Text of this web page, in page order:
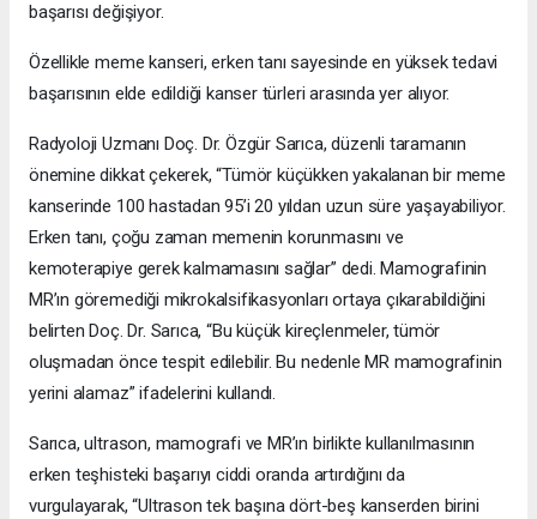
başarısı değişiyor.
Özellikle meme kanseri, erken tanı sayesinde en yüksek tedavi
başarısının elde edildiği kanser türleri arasında yer alıyor.
Radyoloji Uzmanı Doç. Dr. Özgür Sarıca, düzenli taramanın
önemine dikkat çekerek, “Tümör küçükken yakalanan bir meme
kanserinde 100 hastadan 95’i 20 yıldan uzun süre yaşayabiliyor.
Erken tanı, çoğu zaman memenin korunmasını ve
kemoterapiye gerek kalmamasını sağlar” dedi. Mamografinin
MR’ın göremediği mikrokalsifikasyonları ortaya çıkarabildiğini
belirten Doç. Dr. Sarıca, “Bu küçük kireçlenmeler, tümör
oluşmadan önce tespit edilebilir. Bu nedenle MR mamografinin
yerini alamaz” ifadelerini kullandı.
Sarıca, ultrason, mamografi ve MR’ın birlikte kullanılmasının
erken teşhisteki başarıyı ciddi oranda artırdığını da
vurgulayarak, “Ultrason tek başına dört-beş kanserden birini